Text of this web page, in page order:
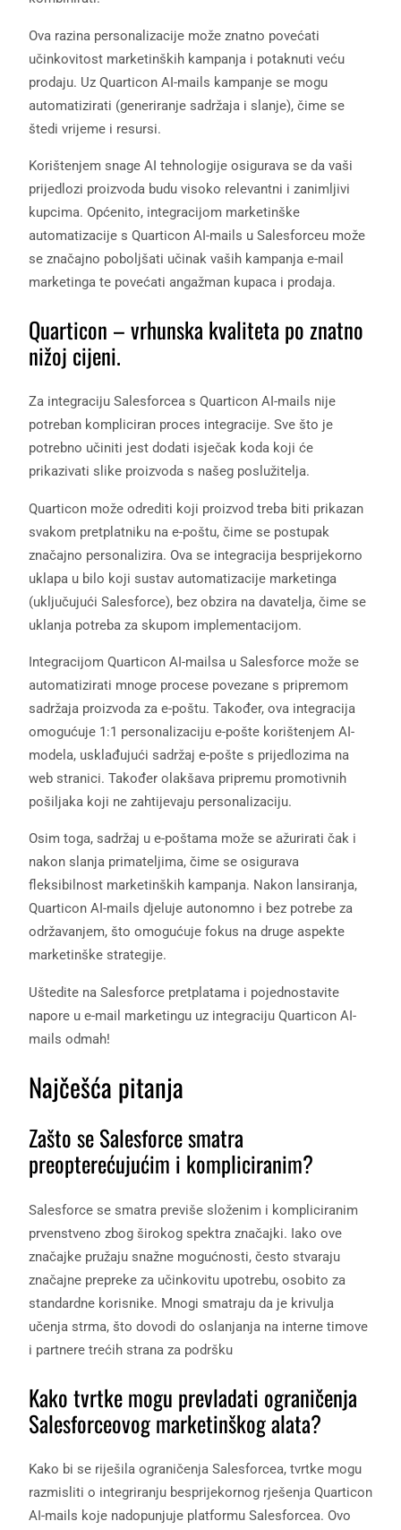
Ova razina personalizacije može znatno povećati
učinkovitost marketinških kampanja i potaknuti veću
prodaju. Uz Quarticon AI-mails kampanje se mogu
automatizirati (generiranje sadržaja i slanje), čime se
štedi vrijeme i resursi.
Korištenjem snage AI tehnologije osigurava se da vaši
prijedlozi proizvoda budu visoko relevantni i zanimljivi
kupcima. Općenito, integracijom marketinške
automatizacije s Quarticon AI-mails u Salesforceu može
se značajno poboljšati učinak vaših kampanja e-mail
marketinga te povećati angažman kupaca i prodaja.
Quarticon – vrhunska kvaliteta po znatno
nižoj cijeni.
Za integraciju Salesforcea s Quarticon AI-mails nije
potreban kompliciran proces integracije. Sve što je
potrebno učiniti jest dodati isječak koda koji će
prikazivati slike proizvoda s našeg poslužitelja.
Quarticon može odrediti koji proizvod treba biti prikazan
svakom pretplatniku na e-poštu, čime se postupak
značajno personalizira. Ova se integracija besprijekorno
uklapa u bilo koji sustav automatizacije marketinga
(uključujući Salesforce), bez obzira na davatelja, čime se
uklanja potreba za skupom implementacijom.
Integracijom Quarticon AI-mailsa u Salesforce može se
automatizirati mnoge procese povezane s pripremom
sadržaja proizvoda za e-poštu. Također, ova integracija
omogućuje 1:1 personalizaciju e-pošte korištenjem AI-
modela, usklađujući sadržaj e-pošte s prijedlozima na
web stranici. Također olakšava pripremu promotivnih
pošiljaka koji ne zahtijevaju personalizaciju.
Osim toga, sadržaj u e-poštama može se ažurirati čak i
nakon slanja primateljima, čime se osigurava
fleksibilnost marketinških kampanja. Nakon lansiranja,
Quarticon AI-mails djeluje autonomno i bez potrebe za
održavanjem, što omogućuje fokus na druge aspekte
marketinške strategije.
Uštedite na Salesforce pretplatama i pojednostavite
napore u e-mail marketingu uz integraciju Quarticon AI-
mails odmah!
Najčešća pitanja
Zašto se Salesforce smatra
preopterećujućim i kompliciranim?
Salesforce se smatra previše složenim i kompliciranim
prvenstveno zbog širokog spektra značajki. Iako ove
značajke pružaju snažne mogućnosti, često stvaraju
značajne prepreke za učinkovitu upotrebu, osobito za
standardne korisnike. Mnogi smatraju da je krivulja
učenja strma, što dovodi do oslanjanja na interne timove
i partnere trećih strana za podršku
Kako tvrtke mogu prevladati ograničenja
Salesforceovog marketinškog alata?
Kako bi se riješila ograničenja Salesforcea, tvrtke mogu
razmisliti o integriranju besprijekornog rješenja Quarticon
AI-mails koje nadopunjuje platformu Salesforcea. Ovo